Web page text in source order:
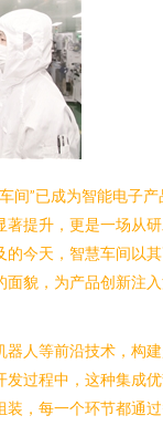
间”已成为智能电子产
著提升，更是一场从
的今天，智慧车间以
面貌，为产品创新注
器人等前沿技术，构
发过程中，这种集成
装，每一个环节都通